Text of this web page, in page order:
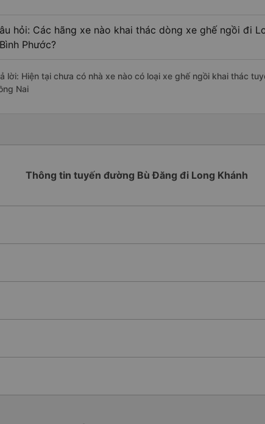
hỏi: Các hãng xe nào khai thác dòng xe ghế ngồi đi
Phước?
lời: Hiện tại chưa có nhà xe nào có loại xe ghế ngồi khai thác
Nai
Thông tin tuyến đường Bù Đăng đi Long Khánh